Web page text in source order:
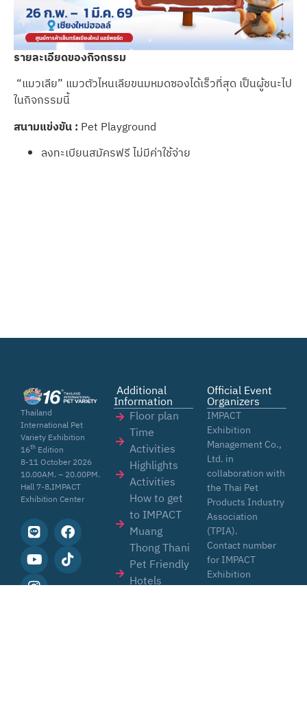
รายละเอียดของกิจกรรม
“แมวเลีย” แมวตัวไหนเลียขนมหมดซองได้เร็วที่สุด เป็นผู้ชนะไป
ในกิจกรรมนี้
สนามแข่งขัน: Pet Playground
ลงทะเบียนสมัครฟรี ไม่มีค่าใช้จ่าย
Thailand
International Pet
Variety Exhibition
16th Edition
8-11 October 2026
10.00AM. – 20.00PM.
Hall 7-8,IMPACT
Exhibition Center
Additional
Information
Floor plan
Time
Activities
Highlights
Activities
How to get
to IMPACT
Muang
Thong Thani
Pet Friendly
Hotels
Official Event
Organizers
IMPACT
Exhibition
Management Co.,
Ltd. in
collaboration with
the Thai Pet
Products Industry
Association
(TPIA).
Contact number
for IMPACT
Exhibition
Organizer.